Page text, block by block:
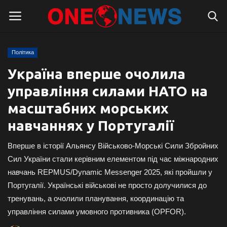
Головна
Контакти
Про нас
Підтримати проєкт
Суспільство
Політика
Україна вперше очолила
управління силами НАТО на
масштабних морських
навчаннях у Португалії
Вперше в історії Альянсу Військово-Морські Сили Збройних
Сил України стали керівним елементом під час міжнародних
навчань REPMUS/Dynamic Messenger 2025, які пройшли у
Португалії. Українські військові не просто долучилися до
тренувань, а очолили планування, координацію та
управління силами умовного противника (OPFOR).